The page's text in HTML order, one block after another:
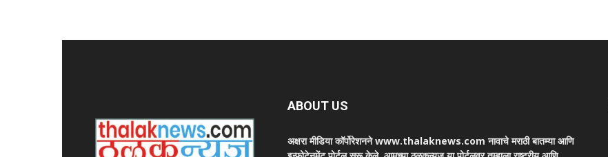
ABOUT US
अक्षरा मीडिया कॉर्पोरेशनने www.thalaknews.com नावाचे मराठी बातम्या आणि